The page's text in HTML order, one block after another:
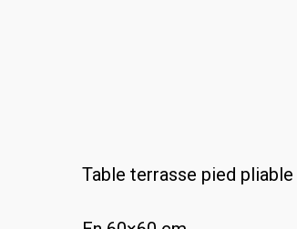
Table terrasse pied